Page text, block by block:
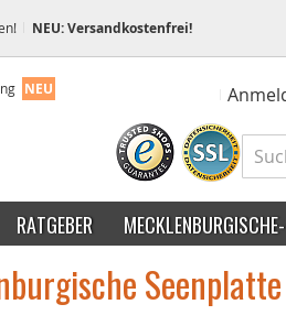
NEU: Versandkostenfrei!
NEU
RATGEBER
Seenplatte